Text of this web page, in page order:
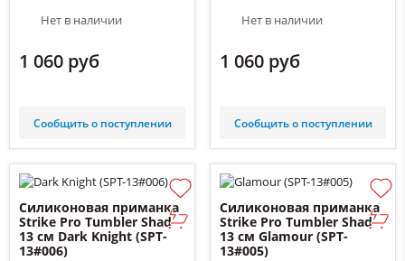
Нет в наличии
1 060 руб
Сообщить о поступлении
Нет в наличии
1 060 руб
Сообщить о поступлении
Силиконовая приманка
Strike Pro Tumbler Shad
13 см Dark Knight (SPT-
13#006)
Силиконовая приманка
Strike Pro Tumbler Shad
13 см Glamour (SPT-
13#005)